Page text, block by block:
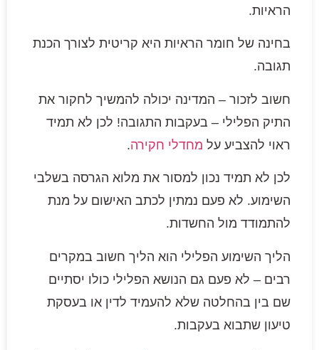
הראיות.
בחינה של חומר הראיות היא קריטית לצורך הכנת
תגובה.
חשוב לזכור – המדינה יכולה להמשיך לחקור את
התיק הפלילי – בעקבות התגובה! לכן לא תמיד
ראוי להצביע על מחדלי חקירה.
לכן לא תמיד נכון למסור את מלוא הגרסה בשלבי
השימוע. לא פעם נמתין לכתב האישום על מנת
להתמודד מול החשדות.
הליך השימוע הפלילי הוא הליך חשוב במקרים
רבים – לא פעם גם הנושא הפלילי כולו יסתיים
שם בין בהחלטה שלא להעמיד לדין או בעסקת
טיעון שתבוא בעקבות.